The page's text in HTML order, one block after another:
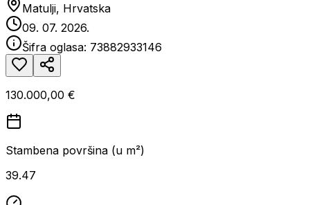
Matulji, Hrvatska
09. 07. 2026.
Šifra oglasa: 73882933146
130.000,00 €
Stambena površina (u m²)
39.47